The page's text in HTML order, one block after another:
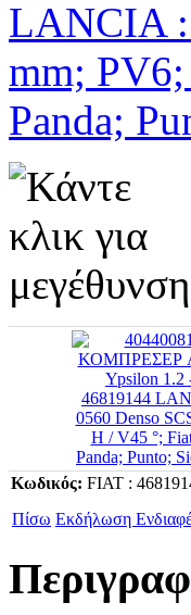
Κωδικός: FIAT :
Πίσω Εκδήλωση